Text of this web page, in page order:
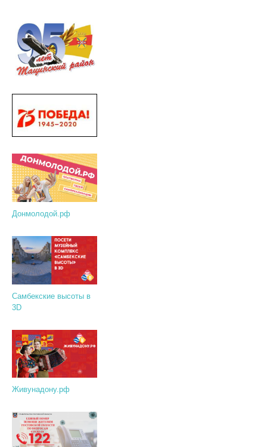
Донмолодой.рф
Самбекские высоты в
3D
Живунадону.рф